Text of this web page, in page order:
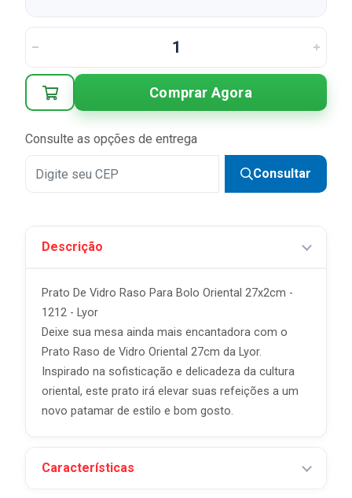
Comprar Agora
Consulte as opções de entrega
Consultar
Descrição
Prato De Vidro Raso Para Bolo Oriental 27x2cm -
1212 - Lyor
Deixe sua mesa ainda mais encantadora com o
Prato Raso de Vidro Oriental 27cm da Lyor.
Inspirado na sofisticação e delicadeza da cultura
oriental, este prato irá elevar suas refeições a um
novo patamar de estilo e bom gosto.
Características